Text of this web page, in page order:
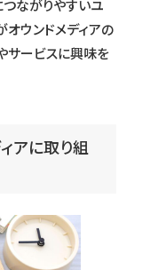
ながりやすいユ
オウンドメディアの
サービスに興味を
アに取り組